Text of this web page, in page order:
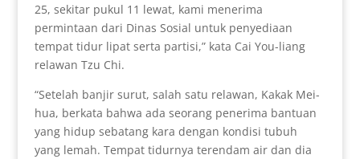
25, sekitar pukul 11 lewat, kami menerima
permintaan dari Dinas Sosial untuk penyediaan
tempat tidur lipat serta partisi,” kata Cai You-liang
relawan Tzu Chi.
“Setelah banjir surut, salah satu relawan, Kakak Mei-
hua, berkata bahwa ada seorang penerima bantuan
yang hidup sebatang kara dengan kondisi tubuh
yang lemah. Tempat tidurnya terendam air dan dia